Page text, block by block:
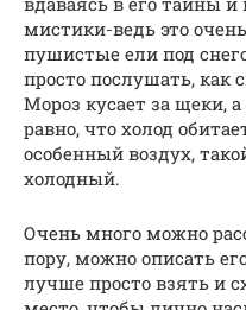
мистики-ведь это
пушистые ели под
просто послушать, как
Мороз кусает за щеки,
равно, что холод
особенный воздух,
холодный.
Очень много можно
пору, можно описать
лучше просто взять и